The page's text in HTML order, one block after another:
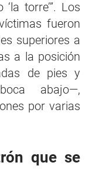
torre’”. Los
fueron
superiores a
a la posición
de pies y
abajo—,
por varias
que se